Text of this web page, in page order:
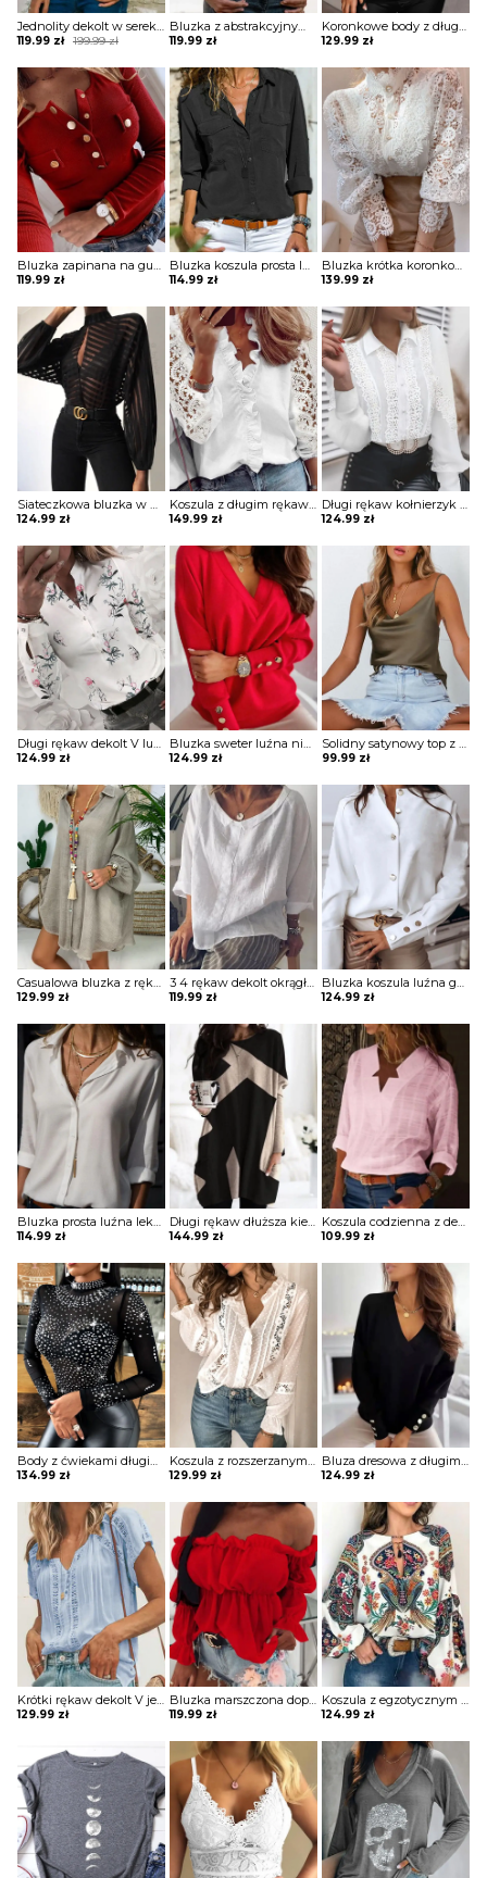
Jednolity dekolt w serek bez rękawów casual tops bluzka Porsha
199.99zł
Original
was:
199.99 zł.
119.99 zł
Current
is:
119.99 zł.
Bluzka z abstrakcyjnym nadrukiem na suwak Kim
119.99 zł
Koronkowe body z długimi rękawami Shasta
129.99 zł
Bluzka zapinana na guziki z długim rękawem Dimitrijka
119.99 zł
Bluzka koszula prosta luźna na guziki kołnierz długi prosty rękaw mankiet kieszenie Veva
114.99 zł
Bluzka krótka koronkowa bez dekoltu na guziki golf długie bufiaste prześwitujące koronkowe rękawy Clair
139.99 zł
Siateczkowa bluzka w paski z dziurką przodu Zoia
124.99 zł
Koszula z długim rękawem w jednolitym kolorze koronką i falbaną bluzka Mona
149.99 zł
Długi rękaw kołnierzyk rozpinana guziki koronka pasy bluzka elegancka impreza do pracy koszula bluzka Maxima
124.99 zł
Długi rękaw dekolt V luźna guziki kwiaty grafika mankiety na co dzień koszula top bluzka Dannie
124.99 zł
Bluzka sweter luźna niewielki V dekolt długie luźne rękawy odzobne guziki Gunmala
124.99 zł
Solidny satynowy top z dekoltem w szpic bluzka Neziha
99.99 zł
Casualowa bluzka z rękawami latarnią i guzikami Lies
129.99 zł
3 4 rękaw dekolt okrągły luźna jednolita bez wzoru boho casual na co dzień koszulka top bluzka Molli
119.99 zł
Bluzka koszula luźna guziki lekki V dekolt długie proste rękawy mankiet Zoulfia
124.99 zł
Bluzka prosta luźna lekki v dekolt z guzikami kołnierzem długie proste rękawy Melusine
114.99 zł
Długi rękaw dłuższa kieszenie geometryczny wzór do pracy na co dzień wygodna sweter bluza Daisie
144.99 zł
Koszula codzienna z dekoltem w kształcie gwiazdy bluzka Oscarina
109.99 zł
Body z ćwiekami długim rękawem Kaludka
134.99 zł
Koszula z rozszerzanymi rękawami i kwiatową koronką w szwajcarskie kropki bluzka Yongsoon
129.99 zł
Bluza dresowa z długimi rękawami gładkim dekoltem w szpic i guzikami Phillippa
124.99 zł
Krótki rękaw dekolt V jednolita koronka wzór koszulka tshirt luźna top bluzka Irene
129.99 zł
Bluzka marszczona dopasowana obcisła na piersi długie bufiaste rękawy kwadratowy głęboki dekolt bez ramion Varvara
119.99 zł
Koszula z egzotycznym nadrukiem i dekoltem w kształcie litery „lantern” bluzka Wibecke
124.99 zł